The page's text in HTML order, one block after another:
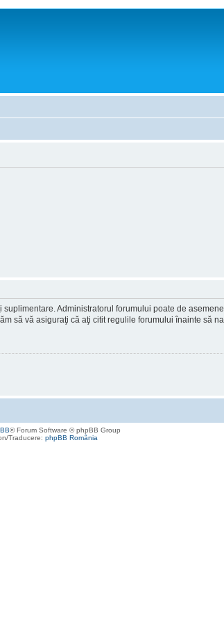
Administratorul forumului poate de
să vă asiguraţi că aţi citit regulile forumului înainte să
® Forum Software © phpBB Group
Traducere: phpBB România